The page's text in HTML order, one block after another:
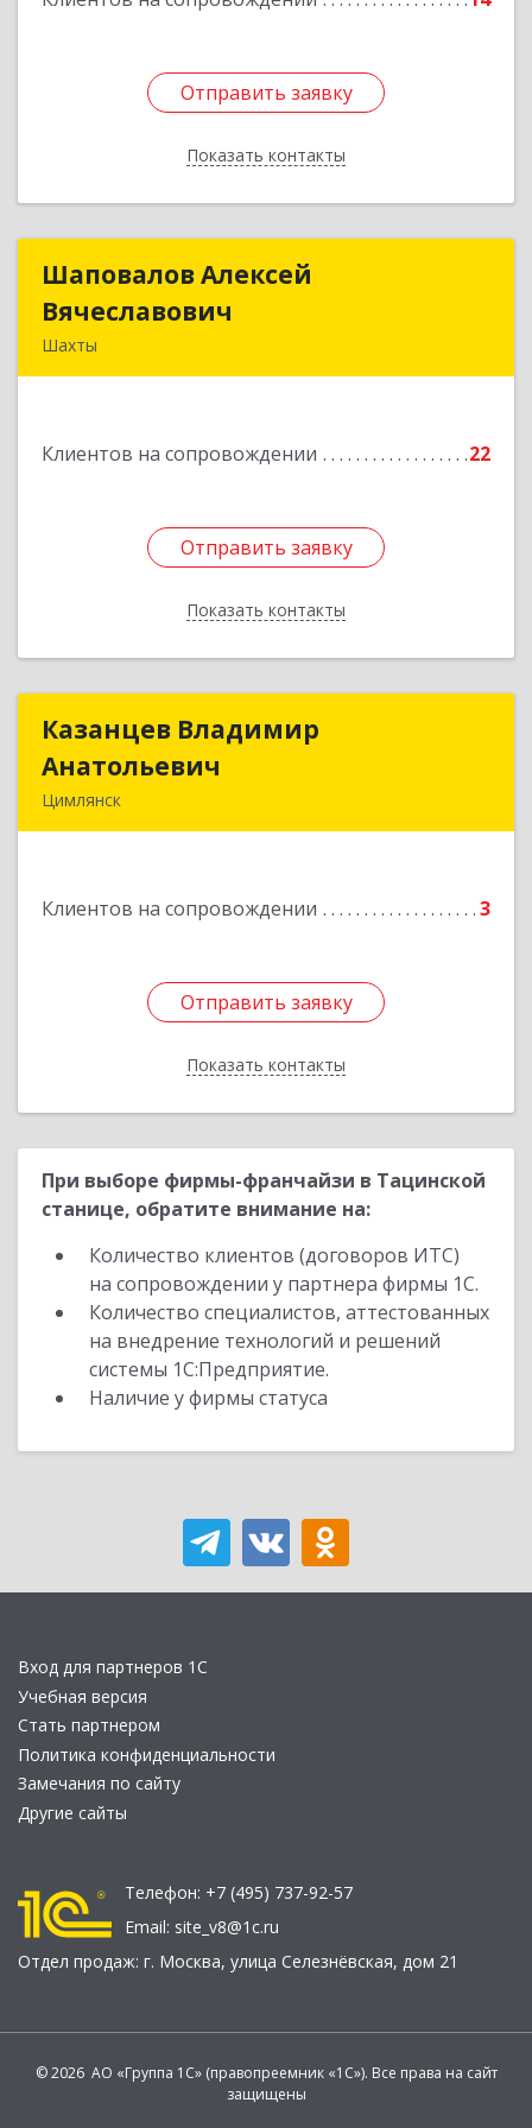
Отправить заявку
Показать контакты
Отправить заявку
Назад
Шаповалов Алексей
Вячеславович
Шахты
Клиентов на сопровождении 22
Отправить заявку
Показать контакты
Шаповалов Алексей
Отправить заявку
Назад
Казанцев Владимир
Анатольевич
Цимлянск
Клиентов на сопровождении 3
Отправить заявку
Показать контакты
Казанцев Владимир
Подробнее
Отправить заявку
Назад
При выборе фирмы-франчайзи в Тацинской
станице, обратите внимание на:
Количество клиентов (договоров ИТС)
на сопровождении у партнера фирмы 1С.
Количество специалистов, аттестованных
на внедрение технологий и решений
системы 1С:Предприятие.
Наличие у фирмы статуса
Вход для партнеров 1С
Учебная версия
Стать партнером
Политика конфиденциальности
Замечания по сайту
Другие сайты
Телефон: +7 (495) 737-92-57
Email: site_v8@1c.ru
Отдел продаж: г. Москва, улица Селезнёвская, дом 21
© 2026 АО «Группа 1С» (правопреемник «1С»). Все права на сайт
защищены